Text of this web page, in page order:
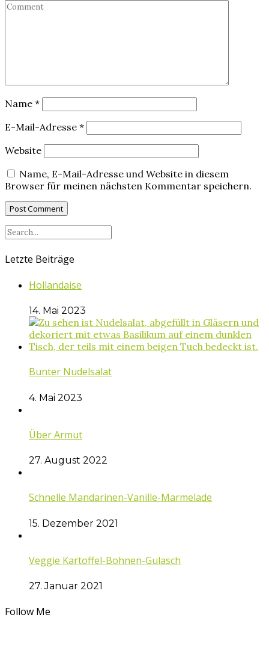
Name *
E-Mail-Adresse *
Website
Name, E-Mail-Adresse und Website in diesem
Browser für meinen nächsten Kommentar speichern.
Letzte Beiträge
Hollandaise
14. Mai 2023
Bunter Nudelsalat
4. Mai 2023
Über Armut
27. August 2022
Schnelle Mandarinen-Vanille-Marmelade
15. Dezember 2021
Veggie Kartoffel-Bohnen-Gulasch
27. Januar 2021
Follow Me